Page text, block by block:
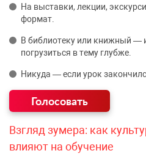
На выставки, лекции,
формат.
В библиотеку или книжный —
погрузиться в тему глубже.
Никуда — если урок
Взгляд зумера: как
влияют на обучение